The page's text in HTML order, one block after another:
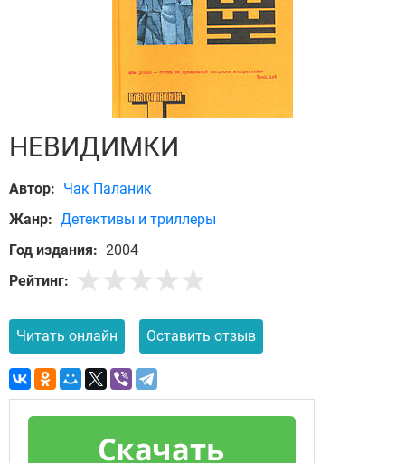
НЕВИДИМКИ
Автор: Чак Паланик
Жанр: Детективы и триллеры
Год издания: 2004
Рейтинг:
Читать онлайн Оставить отзыв